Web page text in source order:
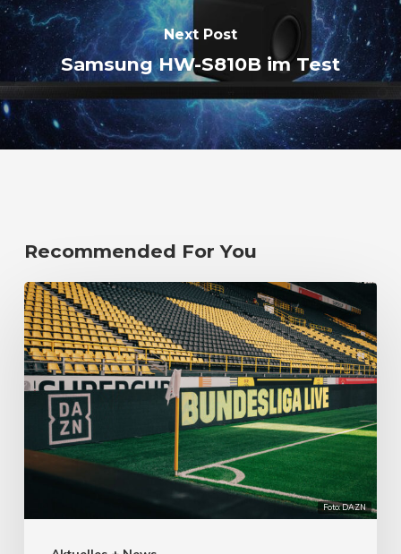
Next Post
Samsung HW-S810B im Test
Recommended For You
Foto: DAZN